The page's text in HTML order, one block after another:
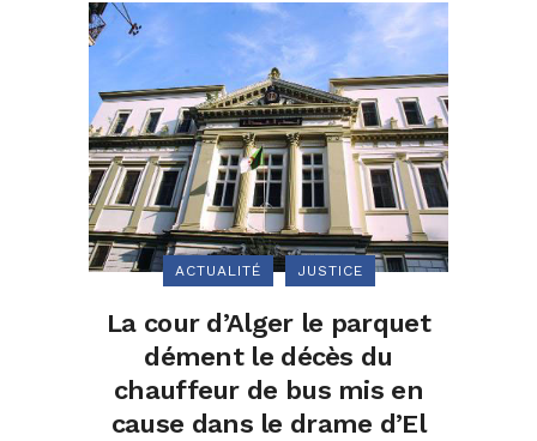
ACTUALITÉ JUSTICE
La cour d’Alger le parquet
dément le décès du
chauffeur de bus mis en
cause dans le drame d’El